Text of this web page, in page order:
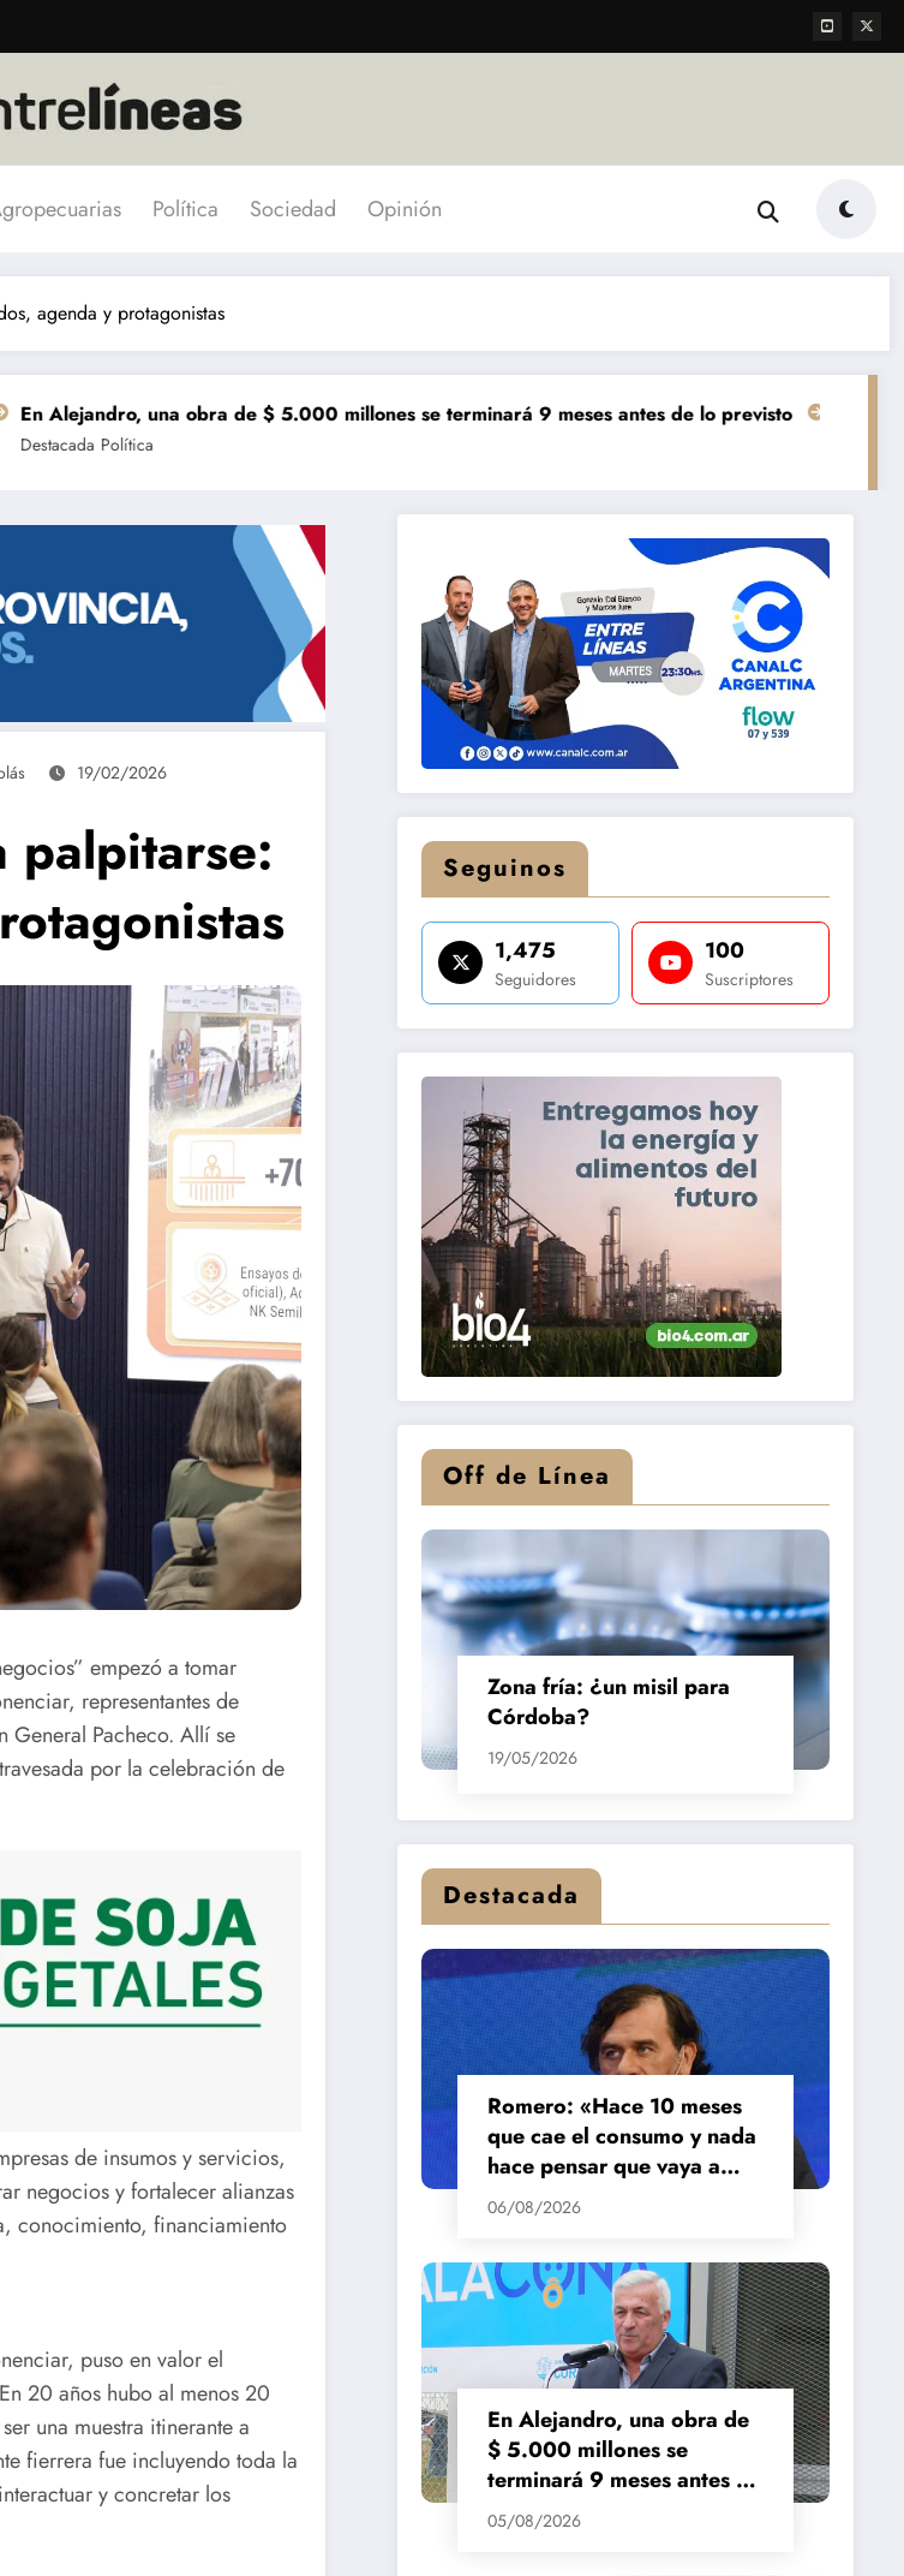
Política Sociedad Opinión
agenda y protagonistas
una obra de $ 5.000 millones se terminará 9 meses antes de lo previsto «El mundo AgTech
19/02/2026
palpitarse:
empezó a tomar
representantes de
General Pacheco. Allí se
por la celebración de
de insumos y servicios,
negocios y fortalecer alianzas
conocimiento, financiamiento
puso en valor el
20 años hubo al menos 20
una muestra itinerante a
fierrera fue incluyendo toda la
y concretar los
Seguinos
1,475
Seguidores
100
Suscriptores
Off de Línea
Zona fría: ¿un misil para
Córdoba?
19/05/2026
Destacada
Romero: «Hace 10 meses
que cae el consumo y nada
hace pensar que vaya a
repuntar»
06/08/2026
En Alejandro, una obra de
$ 5.000 millones se
terminará 9 meses antes de
lo previsto
05/08/2026